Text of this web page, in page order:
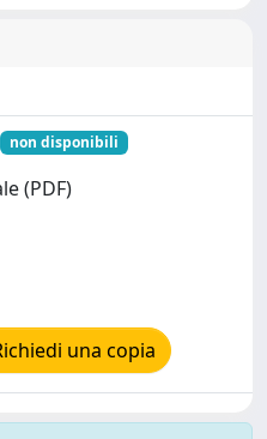
non disponibili
(PDF)
una copia